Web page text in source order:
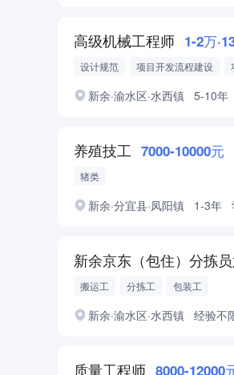
高级机械工程师 1-2万
设计规范 项目开发流程建设
新余·渝水区·水西镇 5-10年
养殖技工 7000-10000元
猪类
新余·分宜县·凤阳镇 1-3年
新余京东（包住）分拣
搬运工 分拣工 包装工
新余·渝水区·水西镇 经验不
质量工程师 8000-12000